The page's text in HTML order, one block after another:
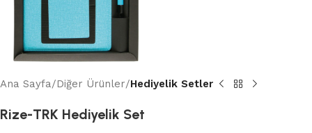
Ana Sayfa Diğer Ürünler Hediyelik Setler
Rize-TRK Hediyelik Set